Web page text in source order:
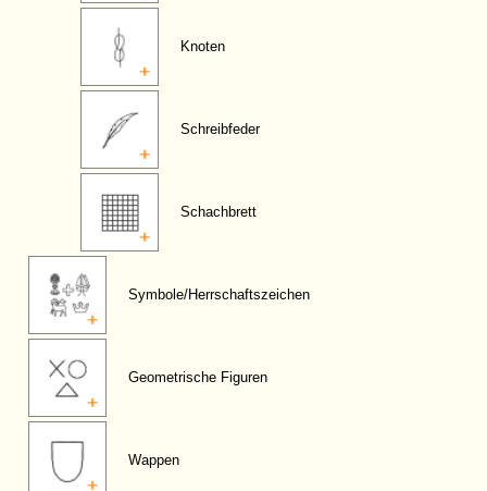
Knoten
Schreibfeder
Schachbrett
Symbole/Herrschaftszeichen
Geometrische Figuren
Wappen